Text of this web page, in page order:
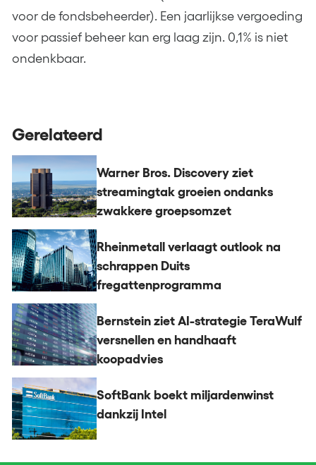
voor de fondsbeheerder). Een jaarlijkse vergoeding
voor passief beheer kan erg laag zijn. 0,1% is niet
ondenkbaar.
Gerelateerd
Warner Bros. Discovery ziet
streamingtak groeien ondanks
zwakkere groepsomzet
Rheinmetall verlaagt outlook na
schrappen Duits
fregattenprogramma
Bernstein ziet AI-strategie TeraWulf
versnellen en handhaaft
koopadvies
SoftBank boekt miljardenwinst
dankzij Intel